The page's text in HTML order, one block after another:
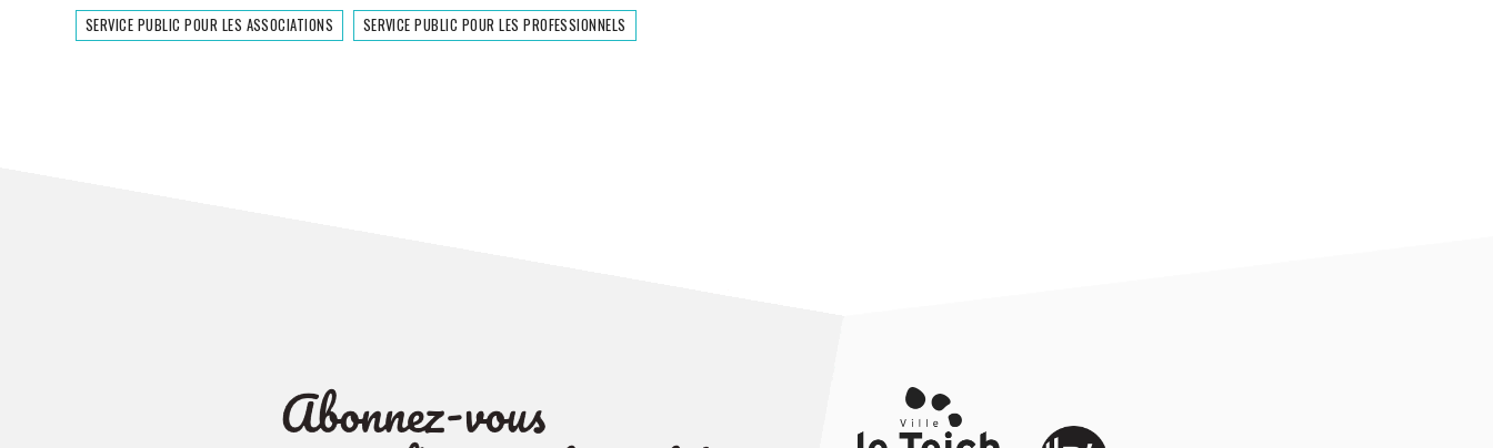
SERVICE PUBLIC POUR LES ASSOCIATIONS SERVICE PUBLIC POUR LES PROFESSIONNELS